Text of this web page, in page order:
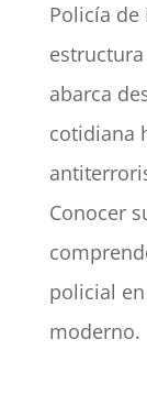
Policía de
abarca
cotidiana
Conocer
policial
moderno.